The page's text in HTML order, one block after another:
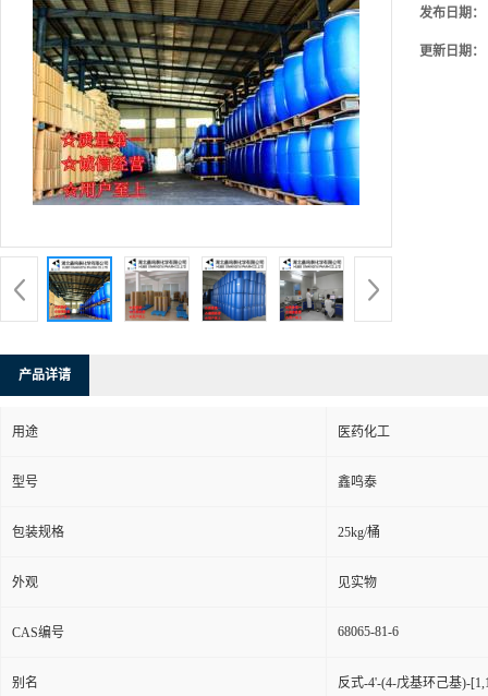
发布日期：
更新日期：
产品详请
用途 医药化工
型号 鑫鸣泰
包装规格 25kg/桶
外观 见实物
CAS编号 68065-81-6
别名 反式-4'-(4-戊基环己基)-